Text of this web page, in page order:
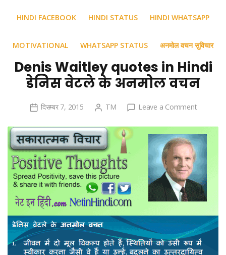
HINDI FACEBOOK HINDI STATUS HINDI WHATSAPP
MOTIVATIONAL WHATSAPP STATUS अनमोल वचन सुविचार
Denis Waitley quotes in Hindi
डेनिस वेटले के अनमोल वचन
दिसम्बर 7, 2015 TM Leave a Commenton
quotes
in
डेनिस
वेटले
अनमोल
वचन